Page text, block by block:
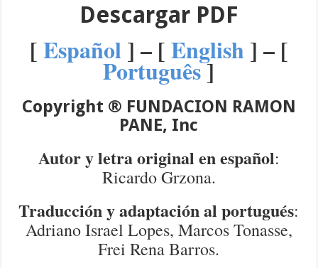
Descargar PDF
[Español ] – [English ] – [
Português]
Copyright ® FUNDACION RAMON
PANE, Inc
Autor y letra original en español:
Ricardo Grzona.
Traducción y adaptación al portugués:
Adriano Israel Lopes, Marcos Tonasse,
Frei Rena Barros.